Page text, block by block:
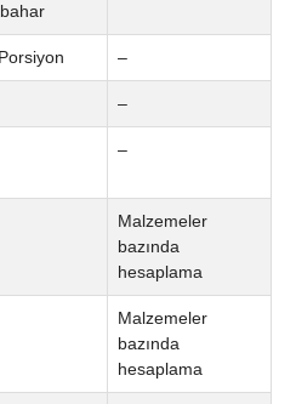
–
–
–
Malzemeler
bazında
hesaplama
Malzemeler
bazında
hesaplama